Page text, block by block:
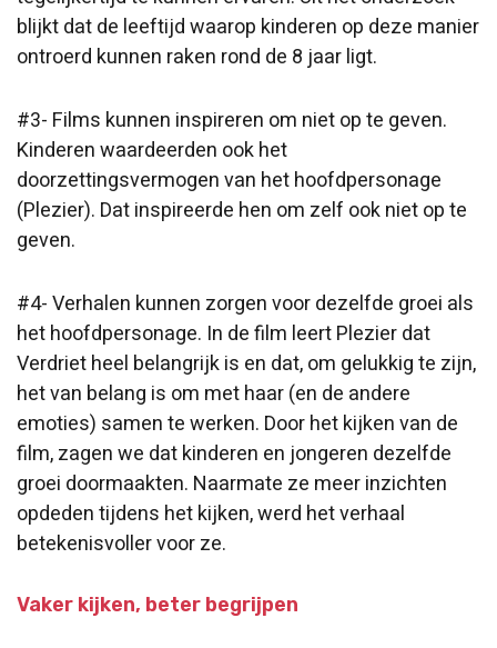
blijkt dat de leeftijd waarop kinderen op deze manier
ontroerd kunnen raken rond de 8 jaar ligt.
#3- Films kunnen inspireren om niet op te geven.
Kinderen waardeerden ook het
doorzettingsvermogen van het hoofdpersonage
(Plezier). Dat inspireerde hen om zelf ook niet op te
geven.
#4- Verhalen kunnen zorgen voor dezelfde groei als
het hoofdpersonage. In de film leert Plezier dat
Verdriet heel belangrijk is en dat, om gelukkig te zijn,
het van belang is om met haar (en de andere
emoties) samen te werken. Door het kijken van de
film, zagen we dat kinderen en jongeren dezelfde
groei doormaakten. Naarmate ze meer inzichten
opdeden tijdens het kijken, werd het verhaal
betekenisvoller voor ze.
Vaker kijken, beter begrijpen